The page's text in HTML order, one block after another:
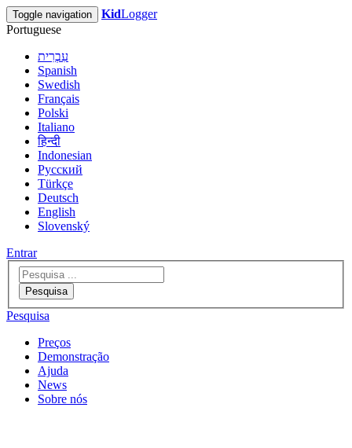
Toggle navigation KidLogger
Portuguese
עִבְרִית
Spanish
Swedish
Français
Polski
Italiano
हिन्दी
Indonesian
Русский
Türkçe
Deutsch
English
Slovenský
Entrar
Pesquisa
Pesquisa
Preços
Demonstração
Ajuda
News
Sobre nós